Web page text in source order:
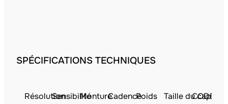
SPÉCIFICATIONS TECHNIQUES
RésolutionSensibilitéMontureCadencePoids Taille du capteur
CODEC